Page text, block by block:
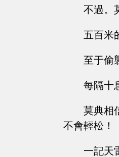
不過。
五百米
至于偷
每隔十
莫典相
不會輕松！
一記天